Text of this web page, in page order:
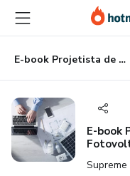
para
conteúdo
principal
para
pagamento
para
rodapé
E-book Projetista de Sistemas Fotovoltaicos
E-book
Supreme